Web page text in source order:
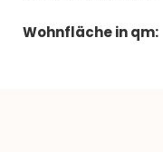
Wohnfläche in qm: